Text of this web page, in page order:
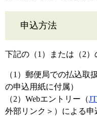
申込方法
下記の（1）または（2）
（1）郵便局での払込取
の申込用紙に付属）
（2）Webエントリー（
外部リンク＞ ）による申